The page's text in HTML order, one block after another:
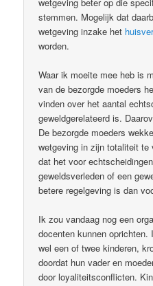
stemmen. Mogelijk dat
wetgeving inzake het
worden.
Waar ik moeite mee heb is
van de bezorgde moeders
vinden over het aantal
geweldgerelateerd is.
De bezorgde moeders
wetgeving in zijn totaliteit te
dat het voor
geweldsverleden of een
betere regelgeving is dan
Ik zou vandaag nog een
docenten kunnen
wel een of twee kinderen,
doordat hun vader en
door loyaliteitsconflicten.